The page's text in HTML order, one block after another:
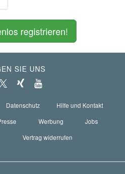
registrieren!
SIE UNS
Datenschutz
Hilfe und Kontakt
Werbung
Jobs
Vertrag widerrufen